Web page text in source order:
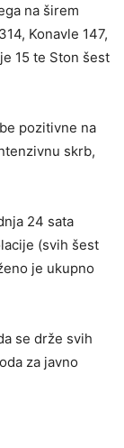
na širem
Konavle 147,
15 te Ston šest
pozitivne na
skrb,
24 sata
(svih šest
je ukupno
se drže svih
za javno